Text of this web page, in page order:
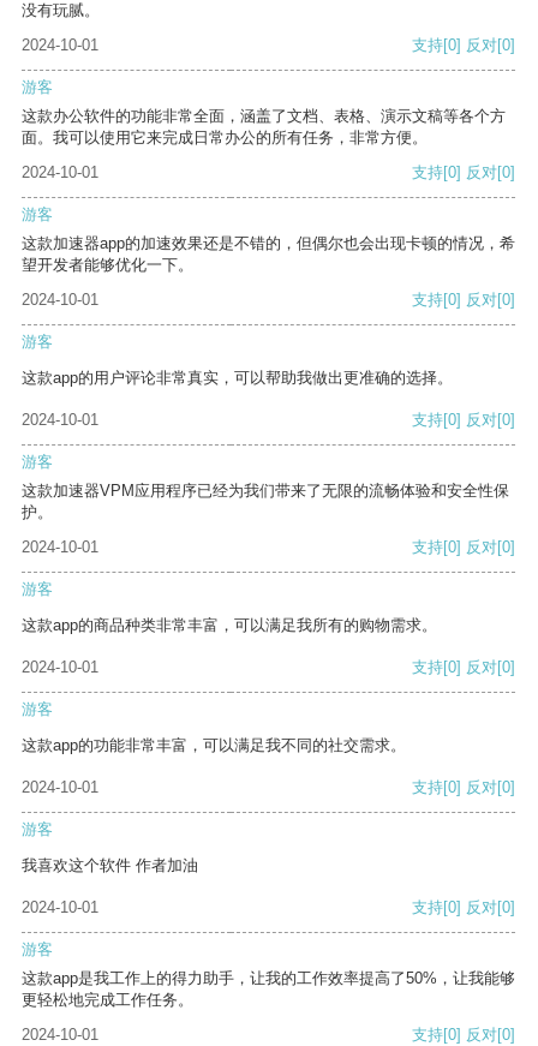
没有玩腻。
2024-10-01
支持[0] 反对[0]
游客
这款办公软件的功能非常全面，涵盖了文档、表格、演示文稿等各个方
面。我可以使用它来完成日常办公的所有任务，非常方便。
2024-10-01
支持[0] 反对[0]
游客
这款加速器app的加速效果还是不错的，但偶尔也会出现卡顿的情况，希
望开发者能够优化一下。
2024-10-01
支持[0] 反对[0]
游客
这款app的用户评论非常真实，可以帮助我做出更准确的选择。
2024-10-01 支持[0] 反对[0]
游客
这款加速器VPM应用程序已经为我们带来了无限的流畅体验和安全性保
护。
2024-10-01
支持[0] 反对[0]
游客
这款app的商品种类非常丰富，可以满足我所有的购物需求。
2024-10-01 支持[0] 反对[0]
游客
这款app的功能非常丰富，可以满足我不同的社交需求。
2024-10-01 支持[0] 反对[0]
游客
我喜欢这个软件 作者加油
2024-10-01 支持[0] 反对[0]
游客
这款app是我工作上的得力助手，让我的工作效率提高了50%，让我能够
更轻松地完成工作任务。
2024-10-01
支持[0] 反对[0]